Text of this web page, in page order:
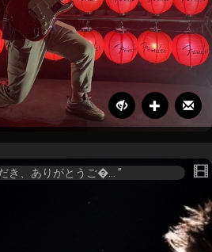
き、ありがとうご�...